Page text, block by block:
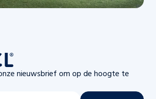
nieuwsbrief om op de hoogte te